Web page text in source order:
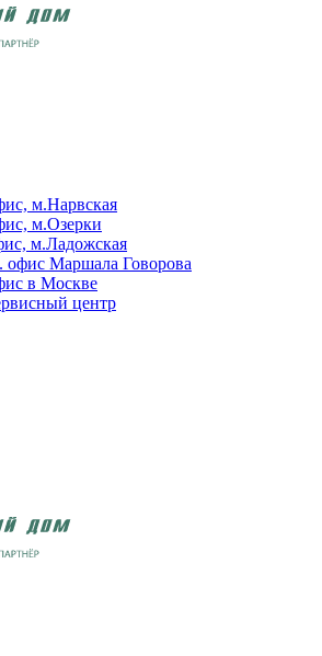
м.Нарвская
м.Озерки
м.Ладожская
офис Маршала Говорова
в Москве
центр